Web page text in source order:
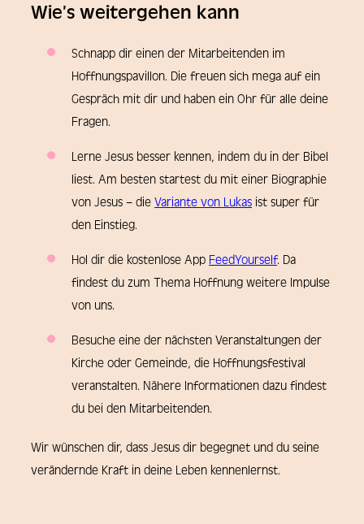
Wie’s weitergehen kann
Schnapp dir einen der Mitarbeitenden im
Hoffnungspavillon. Die freuen sich mega auf ein
Gespräch mit dir und haben ein Ohr für alle deine
Fragen.
Lerne Jesus besser kennen, indem du in der Bibel
liest. Am besten startest du mit einer Biographie
von Jesus – die Variante von Lukas ist super für
den Einstieg.
Hol dir die kostenlose App FeedYourself. Da
findest du zum Thema Hoffnung weitere Impulse
von uns.
Besuche eine der nächsten Veranstaltungen der
Kirche oder Gemeinde, die Hoffnungsfestival
veranstalten. Nähere Informationen dazu findest
du bei den Mitarbeitenden.
Wir wünschen dir, dass Jesus dir begegnet und du seine
verändernde Kraft in deine Leben kennenlernst.